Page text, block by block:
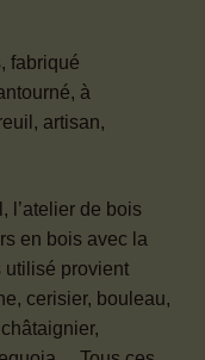
fabriqué
à
artisan,
l’atelier de bois
en bois avec la
utilisé provient
cerisier, bouleau,